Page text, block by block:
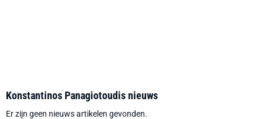
Konstantinos Panagiotoudis nieuws
Er zijn geen nieuws artikelen gevonden.